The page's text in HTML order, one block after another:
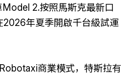
2.按照馬斯克最新口
年夏季開啟千台級試運
商業模式，特斯拉有